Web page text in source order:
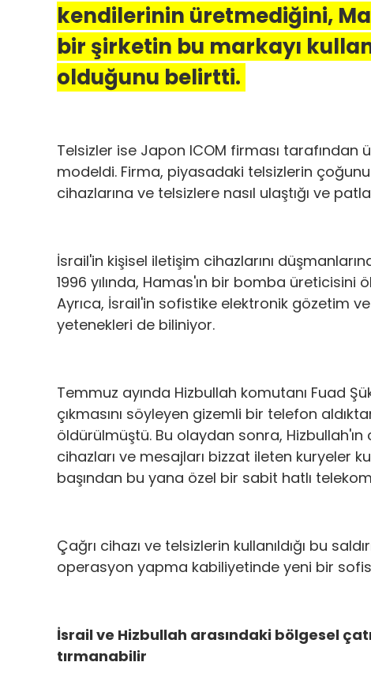
kendilerinin üretmediğini,
bir şirketin bu markayı
olduğunu belirtti.
Telsizler ise Japon ICOM firması
modeldi. Firma, piyasadaki telsizlerin
cihazlarına ve telsizlere nasıl ulaştığı ve
İsrail'in kişisel iletişim cihazlarını
1996 yılında, Hamas'ın bir bomba
Ayrıca, İsrail'in sofistike elektronik gözetim
yetenekleri de biliniyor.
Temmuz ayında Hizbullah komutanı Fuad
çıkmasını söyleyen gizemli bir telefon
öldürülmüştü. Bu olaydan sonra, Hizbullah'ın
cihazları ve mesajları bizzat ileten kuryeler
başından bu yana özel bir sabit hatlı
Çağrı cihazı ve telsizlerin kullanıldığı bu
operasyon yapma kabiliyetinde yeni bir
İsrail ve Hizbullah arasındaki bölgesel
tırmanabilir